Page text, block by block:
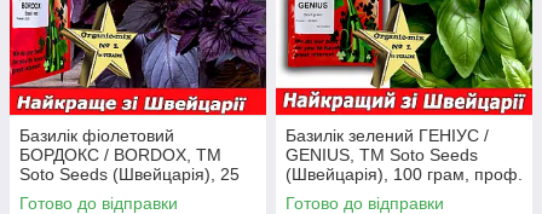
Базилік фіолетовий
БОРДОКС / BORDOX, ТМ
Soto Seeds (Швейцарія), 25
грамів
Готово до відправки
Базилік зелений ГЕНІУС /
GENIUS, ТМ Soto Seeds
(Швейцарія), 100 грам, проф.
пакет
Готово до відправки